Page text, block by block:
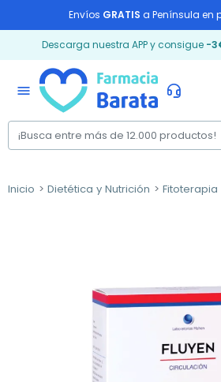
Envíos GRATIS a Península en
Descarga nuestra APP y consigue -
menu
Inicio Dietética y Nutrición Fitoterapia